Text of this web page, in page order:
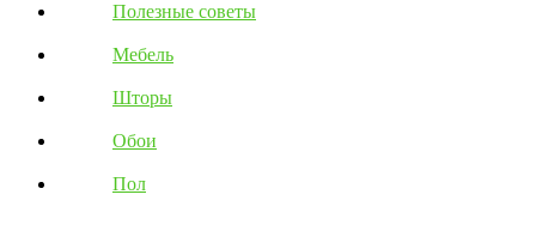
Полезные советы
Мебель
Шторы
Обои
Пол